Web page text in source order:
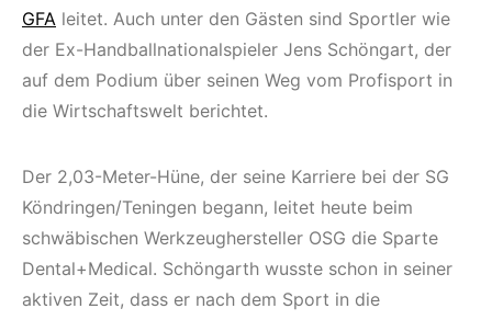
GFA leitet. Auch unter den Gästen sind Sportler wie
der Ex-Handballnationalspieler Jens Schöngart, der
auf dem Podium über seinen Weg vom Profisport in
die Wirtschaftswelt berichtet.
Der 2,03-Meter-Hüne, der seine Karriere bei der SG
Köndringen/Teningen begann, leitet heute beim
schwäbischen Werkzeughersteller OSG die Sparte
Dental+Medical. Schöngarth wusste schon in seiner
aktiven Zeit, dass er nach dem Sport in die